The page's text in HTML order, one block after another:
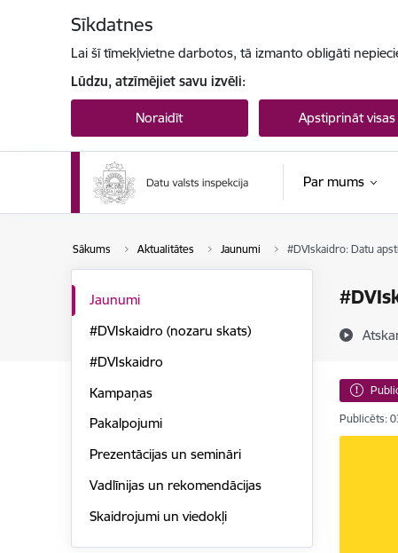
Sīkdatnes
Lai šī tīmekļvietne darbotos, tā izmanto obligāti
Lūdzu, atzīmējiet savu izvēli:
Noraidīt Apstiprināt visas
Par mums
Sākums Aktualitātes Jaunumi #DVIskaidro: Datu
Jaunumi
#DVIskaidro (nozaru skats)
#DVIskaidro
Kampaņas
Pakalpojumi
Prezentācijas un semināri
Vadlīnijas un rekomendācijas
Skaidrojumi un viedokļi
Publicēts: